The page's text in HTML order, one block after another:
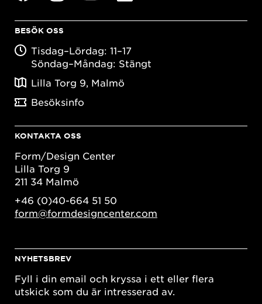
BESÖK OSS
Tisdag–Lördag: 11–17
Söndag–Måndag: Stängt
Lilla Torg 9, Malmö
Besöksinfo
KONTAKTA OSS
Form/Design Center
Lilla Torg 9
211 34 Malmö
+46 (0)40-664 51 50
form@formdesigncenter.com
NYHETSBREV
Fyll i din email och kryssa i ett eller flera
utskick som du är intresserad av.